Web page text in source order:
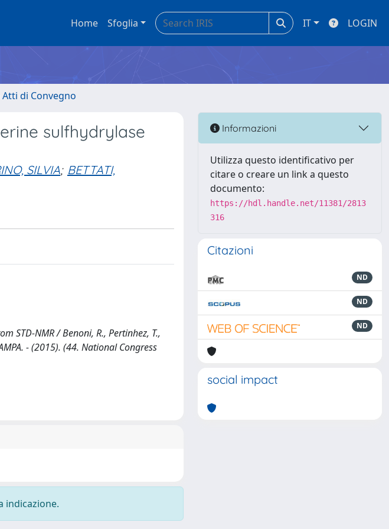
Home Sfoglia IT LOGIN
di Convegno
sulfhydrylase
SILVIA; BETTATI,
STD-NMR / Benoni, R., Pertinhez, T.,
- (2015). (44. National Congress
indicazione.
Informazioni
Utilizza questo identificativo per
citare o creare un link a questo
documento:
https://hdl.handle.net/11381/2813
316
Citazioni
ND
ND
ND
social impact